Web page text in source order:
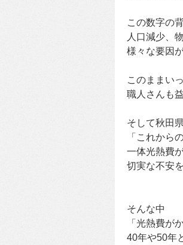
この数字の
人口減少、
様々な要因
このままい
職人さんも
そして秋田
「これから
一体光熱費
切実な不安
そんな中
「光熱費が
40年や50年